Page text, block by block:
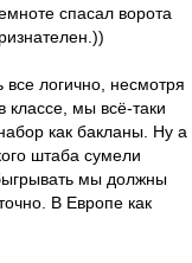
спасал ворота
логично, несмотря
классе, мы всё-таки
как бакланы. Ну а
штаба сумели
мы должны
В Европе как